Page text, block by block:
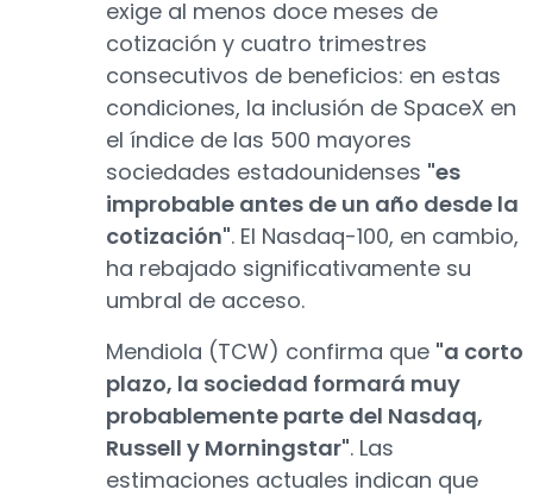
exige al menos doce meses de
cotización y cuatro trimestres
consecutivos de beneficios: en estas
condiciones, la inclusión de SpaceX en
el índice de las 500 mayores
sociedades estadounidenses "es
improbable antes de un año desde la
cotización". El Nasdaq-100, en cambio,
ha rebajado significativamente su
umbral de acceso.
Mendiola (TCW) confirma que "a corto
plazo, la sociedad formará muy
probablemente parte del Nasdaq,
Russell y Morningstar". Las
estimaciones actuales indican que